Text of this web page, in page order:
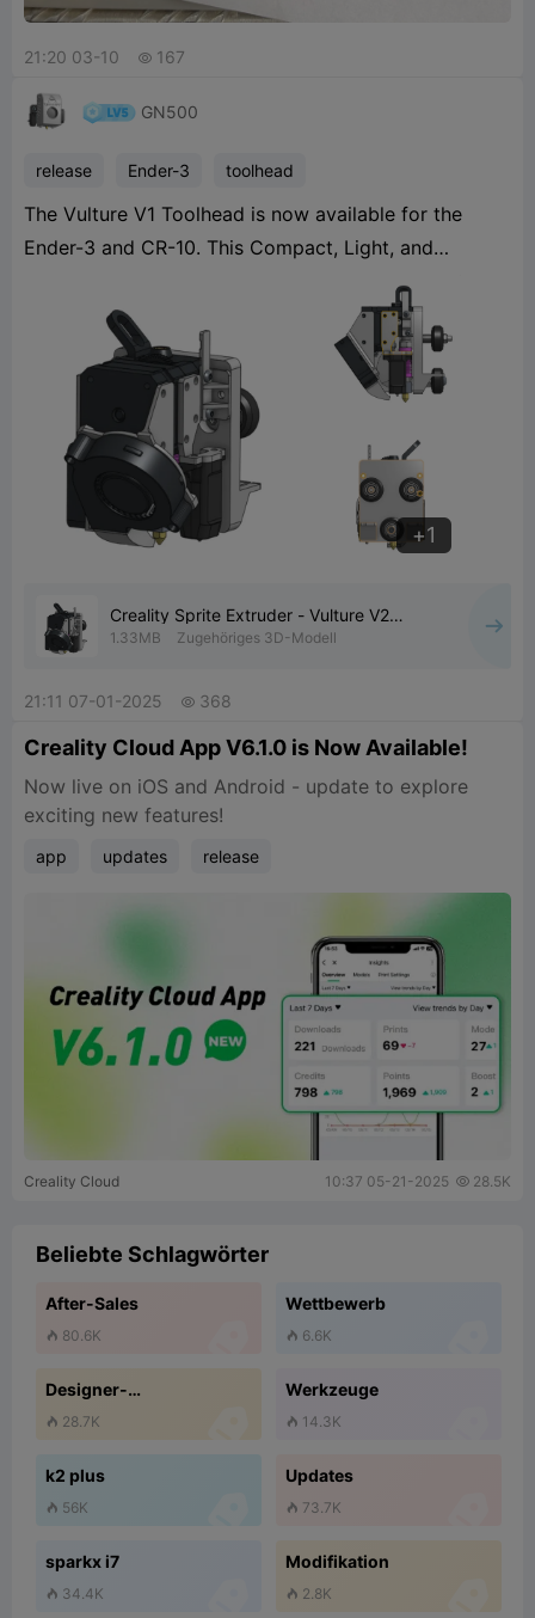
21:20 03-10  167
GN500
release Ender-3 toolhead
The Vulture V1 Toolhead is now available for the
Ender-3 and CR-10. This Compact, Light, and
Modular toolhead makes functional printing easier
and increases cooling over the stock setup. The
Vulture is optimized to have the shortest possible
filament path, increasing performance for flexible
1
Creality Sprite Extruder - Vulture V2
Toolhead - Ender-3
1.33MB Zugehöriges 3D-Modell
21:11 07-01-2025  368
Creality Cloud App V6.1.0 is Now Available!
Now live on iOS and Android - update to explore
exciting new features!
app updates release
Creality Cloud 10:37 05-21-2025  28.5K
Beliebte Schlagwörter
After-Sales
 80.6K
Wettbewerb
 6.6K
Designer-
Partnerschaftsprogramm
 28.7K
Werkzeuge
 14.3K
k2 plus
 56K
Updates
 73.7K
sparkx i7
 34.4K
Modifikation
 2.8K